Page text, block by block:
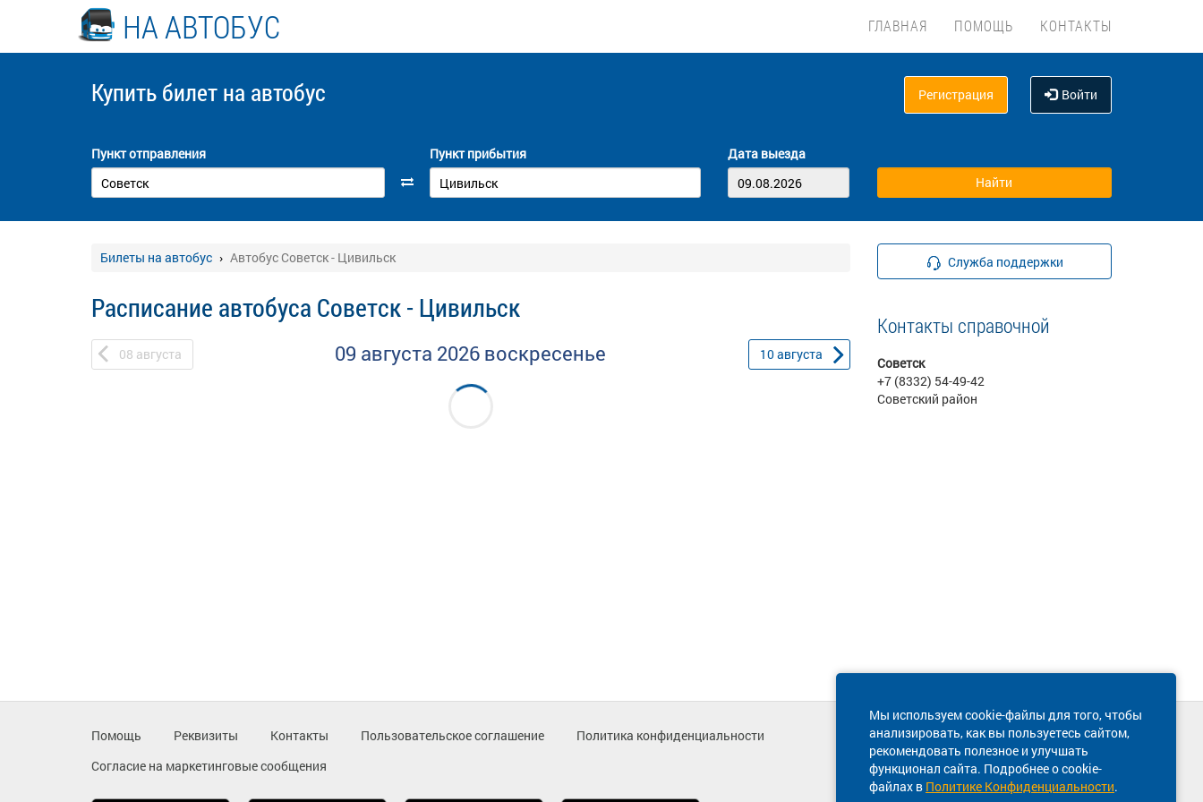
НА АВТОБУС ГЛАВНАЯ ПОМОЩЬ КОНТАКТЫ
Купить билет на автобус Регистрация Войти
Пункт отправления Пункт прибытия Дата выезда
Билеты на автобус Автобус Советск - Цивильск
Расписание автобуса Советск - Цивильск
08 августа 09 августа 2026 воскресенье 10августа
Служба поддержки
Контакты справочной
Советск
+7 (8332) 54-49-42
Советский район
Мы используем cookie-файлы для того, чтобы
анализировать, как вы пользуетесь сайтом,
рекомендовать полезное и улучшать
функционал сайта. Подробнее о cookie-
файлах в Политике Конфиденциальности.
Помощь Реквизиты Контакты Пользовательское соглашение
Политика конфиденциальности
Согласие на маркетинговые сообщения
Техническая поддержка сайта
8 800 600-03-38